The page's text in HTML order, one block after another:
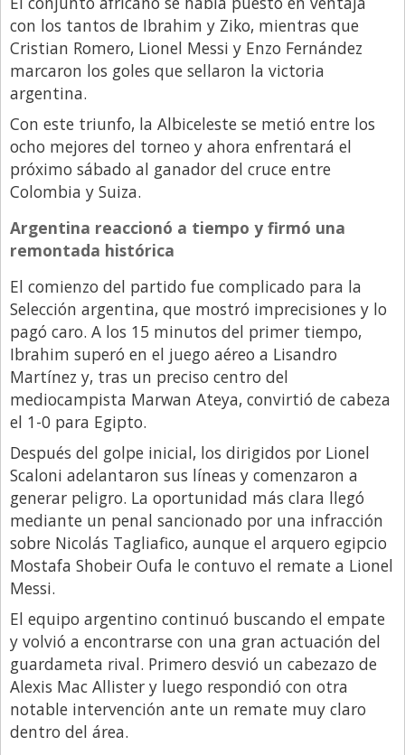
Minuto Lanzamiento
Negocios
Opinion
País
Política
Publicidad y Marketing
Real Estate y Propiedades
Responsabilidad Social
Santa Fe
Show Business
Sociedad
Tecnología
Tendencias
Viajes
con los tantos de Ibrahim y Ziko, mientras que
Cristian Romero, Lionel Messi y Enzo Fernández
marcaron los goles que sellaron la victoria
argentina.
Con este triunfo, la Albiceleste se metió entre los
ocho mejores del torneo y ahora enfrentará el
próximo sábado al ganador del cruce entre
Colombia y Suiza.
Argentina reaccionó a tiempo y firmó una
remontada histórica
El comienzo del partido fue complicado para la
Selección argentina, que mostró imprecisiones y lo
pagó caro. A los 15 minutos del primer tiempo,
Ibrahim superó en el juego aéreo a Lisandro
Martínez y, tras un preciso centro del
mediocampista Marwan Ateya, convirtió de cabeza
el 1-0 para Egipto.
Después del golpe inicial, los dirigidos por Lionel
Scaloni adelantaron sus líneas y comenzaron a
generar peligro. La oportunidad más clara llegó
mediante un penal sancionado por una infracción
sobre Nicolás Tagliafico, aunque el arquero egipcio
Mostafa Shobeir Oufa le contuvo el remate a Lionel
Messi.
El equipo argentino continuó buscando el empate
y volvió a encontrarse con una gran actuación del
guardameta rival. Primero desvió un cabezazo de
Alexis Mac Allister y luego respondió con otra
notable intervención ante un remate muy claro
dentro del área.